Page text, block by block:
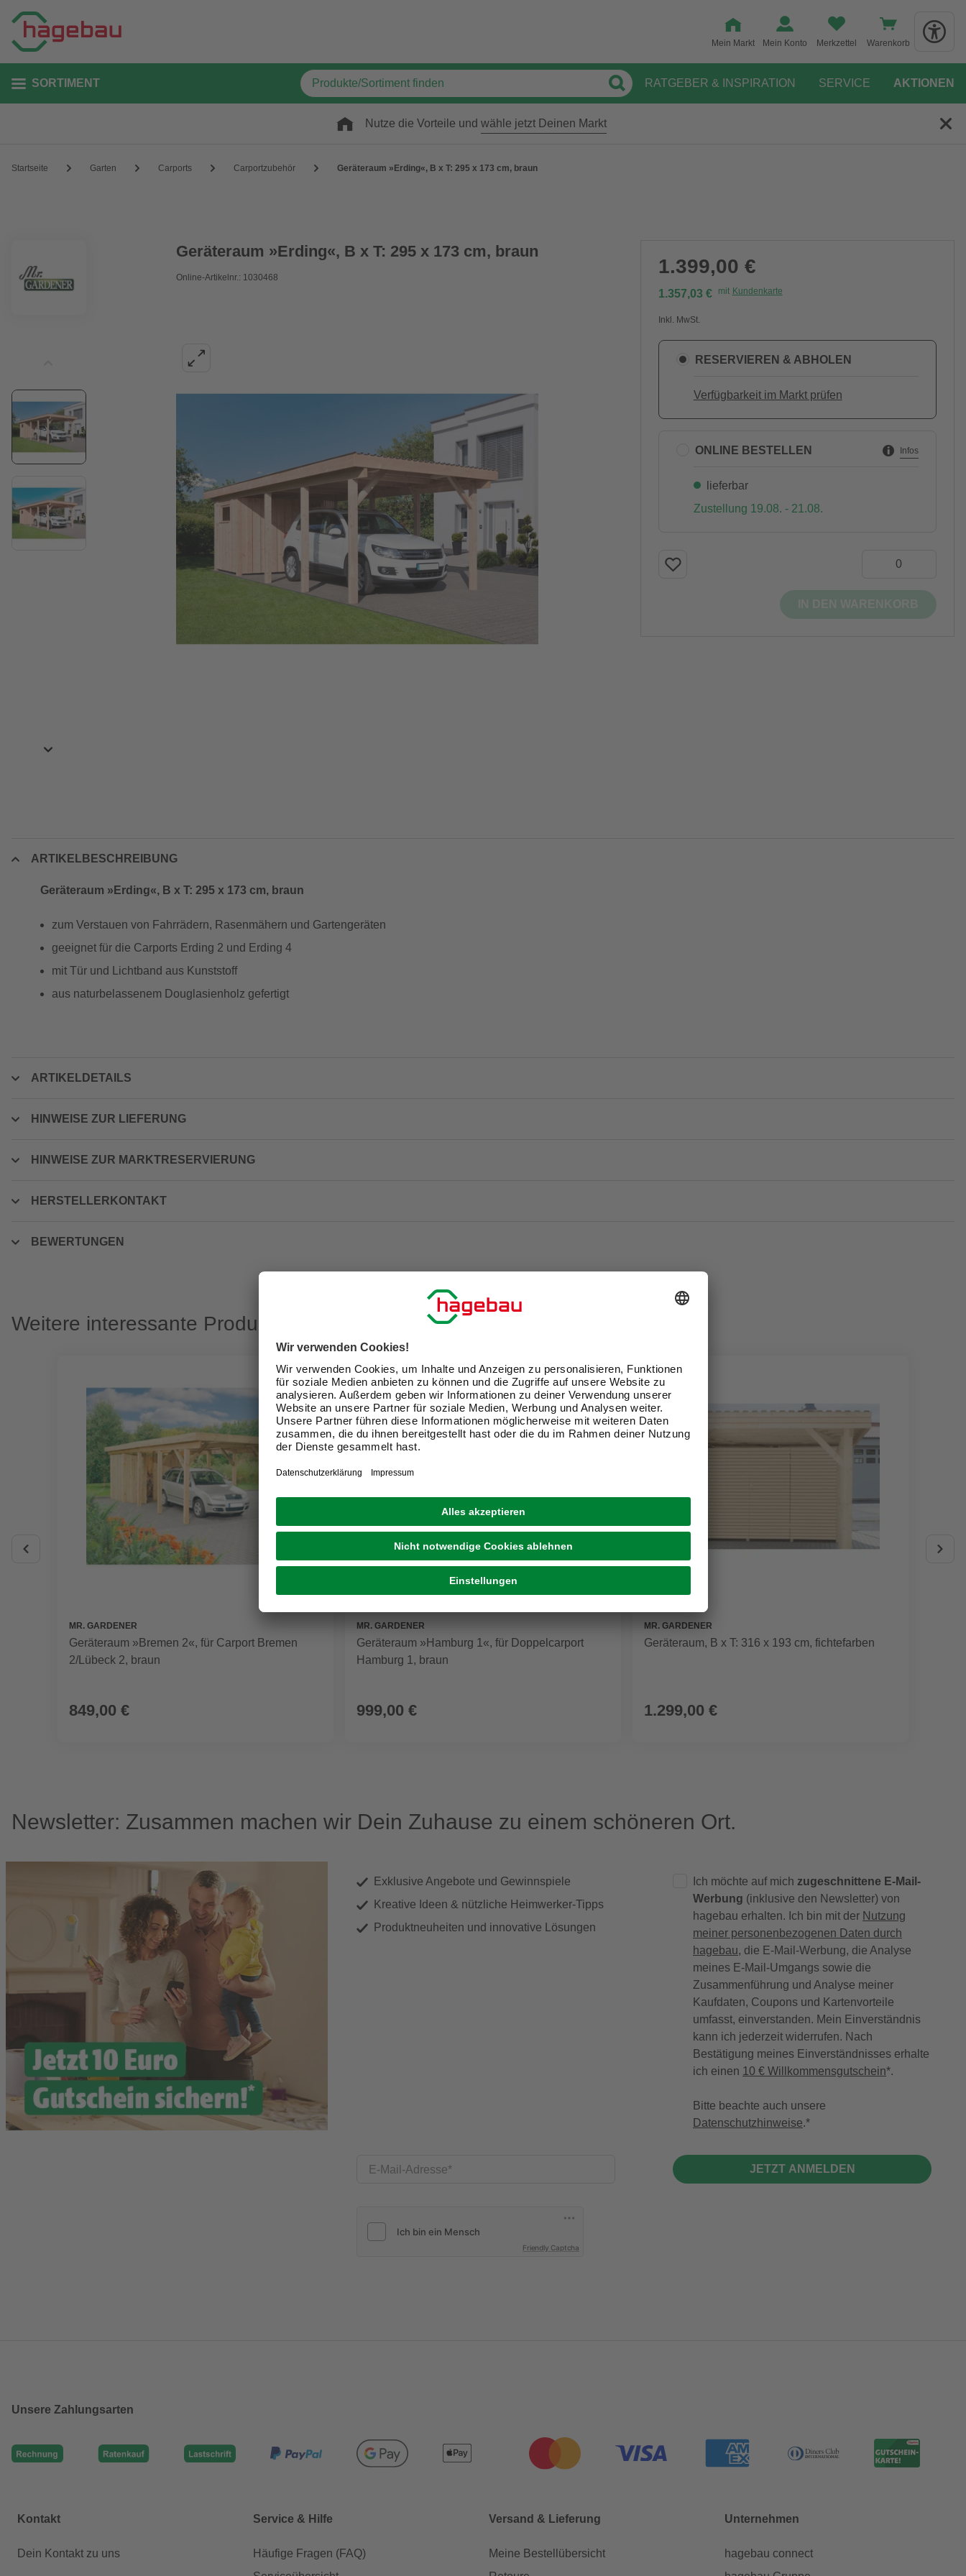
Mein Markt Mein Konto Merkzettel Warenkorb
SORTIMENT RATGEBER & INSPIRATION SERVICE AKTIONEN
Nutze die Vorteile und wähle jetzt Deinen Markt
Startseite Garten Carports Carportzubehör Geräteraum »Erding«, B x T: 295 x 173 cm, braun
Geräteraum »Erding«, B x T: 295 x 173 cm, braun
Online-Artikelnr.: 1030468 1.399,00 €
1.357,03 € mit Kundenkarte
Inkl. MwSt.
RESERVIEREN & ABHOLEN
Verfügbarkeit im Markt prüfen
ONLINE BESTELLEN Infos
lieferbar
Zustellung 19.08. - 21.08.
ARTIKELBESCHREIBUNG
Geräteraum »Erding«, B x T: 295 x 173 cm, braun
zum Verstauen von Fahrrädern, Rasenmähern und Gartengeräten
geeignet für die Carports Erding 2 und Erding 4
mit Tür und Lichtband aus Kunststoff
aus naturbelassenem Douglasienholz gefertigt
ARTIKELDETAILS
HINWEISE ZUR LIEFERUNG
HINWEISE ZUR MARKTRESERVIERUNG
HERSTELLERKONTAKT
BEWERTUNGEN
Weitere interessante Produkte
MR. GARDENER
Geräteraum »Bremen 2«, für Carport Bremen
2/Lübeck 2, braun
849,00 €
MR. GARDENER
Geräteraum »Hamburg 1«, für Doppelcarport
Hamburg 1, braun
999,00 €
MR. GARDENER
Geräteraum, B x T: 316 x 193 cm, fichtefarben
1.299,00 €
Newsletter: Zusammen machen wir Dein Zuhause zu einem schöneren Ort.
Exklusive Angebote und Gewinnspiele
Kreative Ideen & nützliche Heimwerker-Tipps
Produktneuheiten und innovative Lösungen
E-Mail-Adresse
Friendly Captcha
Ich möchte auf mich zugeschnittene E-Mail-
Werbung (inklusive den Newsletter) von
hagebau erhalten. Ich bin mit der Nutzung
meiner personenbezogenen Daten durch
hagebau, die E-Mail-Werbung, die Analyse
meines E-Mail-Umgangs sowie die
Zusammenführung und Analyse meiner
Kaufdaten, Coupons und Kartenvorteile
umfasst, einverstanden. Mein Einverständnis
kann ich jederzeit widerrufen. Nach
Bestätigung meines Einverständnisses erhalte
ich einen 10 € Willkommensgutschein*.
Bitte beachte auch unsere
Datenschutzhinweise.
JETZT ANMELDEN
Unsere Zahlungsarten
Kontakt
Dein Kontakt zu uns
Service & Hilfe
Häufige Fragen (FAQ)
Versand & Lieferung
Meine Bestellübersicht
Unternehmen
hagebau connect